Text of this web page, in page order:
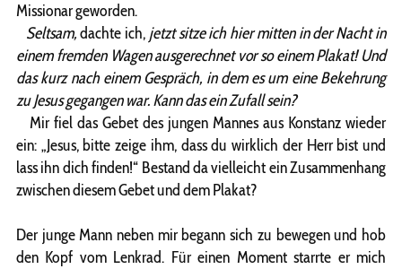
Missionar geworden.
Seltsam,dachte ich, jetzt sitze ich hier mitten in der Nacht in
einem fremden Wagen ausgerechnet vor so einem Plakat! Und
das kurz nach einem Gespräch, in dem es um eine Bekehrung
zu Jesus gegangen war. Kann das ein Zufall sein?
Mir fiel das Gebet des jungen Mannes aus Konstanz wieder
ein: „Jesus, bitte zeige ihm, dass du wirklich der Herr bist und
lass ihn dich finden!“ Bestand da vielleicht ein Zusammenhang
zwischen diesem Gebet und dem Plakat?
Der junge Mann neben mir begann sich zu bewegen und hob
den Kopf vom Lenkrad. Für einen Moment starrte er mich